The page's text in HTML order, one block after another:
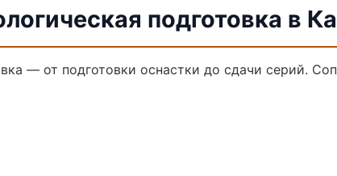
подготовка в
— от подготовки оснастки до сдачи серий.